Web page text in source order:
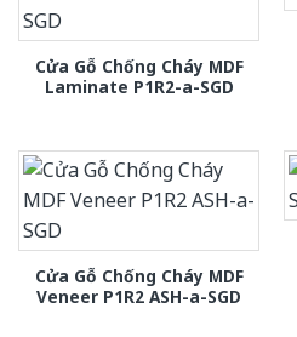
Cửa Gỗ Chống Cháy MDF
Laminate P1R2-a-SGD
Cửa Gỗ Chống Cháy MDF
Veneer P1R2 ASH-a-SGD